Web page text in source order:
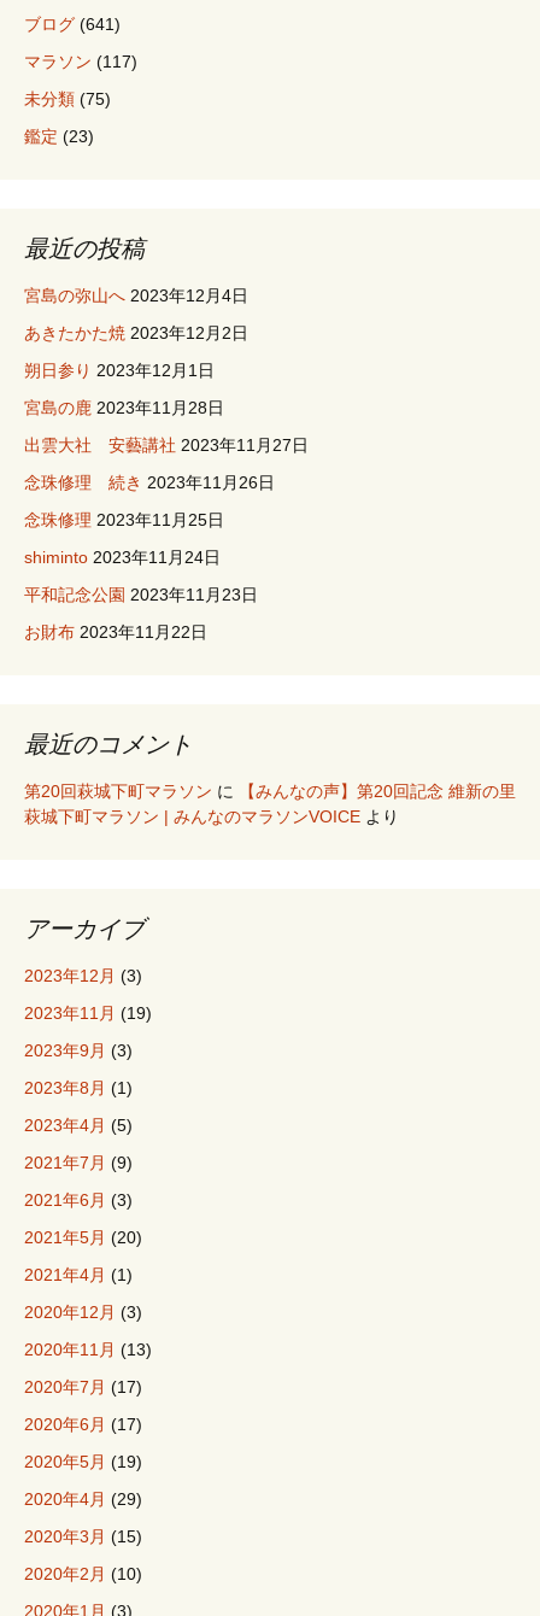
ブログ (641)
マラソン (117)
未分類 (75)
鑑定 (23)
最近の投稿
宮島の弥山へ 2023年12月4日
あきたかた焼 2023年12月2日
朔日参り 2023年12月1日
宮島の鹿 2023年11月28日
出雲大社 安藝講社 2023年11月27日
念珠修理 続き 2023年11月26日
念珠修理 2023年11月25日
shiminto 2023年11月24日
平和記念公園 2023年11月23日
お財布 2023年11月22日
最近のコメント
第20回萩城下町マラソン に
【みんなの声】第20回記念 維新の里
萩城下町マラソン | みんなのマラソンVOICE より
アーカイブ
2023年12月 (3)
2023年11月 (19)
2023年9月 (3)
2023年8月 (1)
2023年4月 (5)
2021年7月 (9)
2021年6月 (3)
2021年5月 (20)
2021年4月 (1)
2020年12月 (3)
2020年11月 (13)
2020年7月 (17)
2020年6月 (17)
2020年5月 (19)
2020年4月 (29)
2020年3月 (15)
2020年2月 (10)
2020年1月 (3)